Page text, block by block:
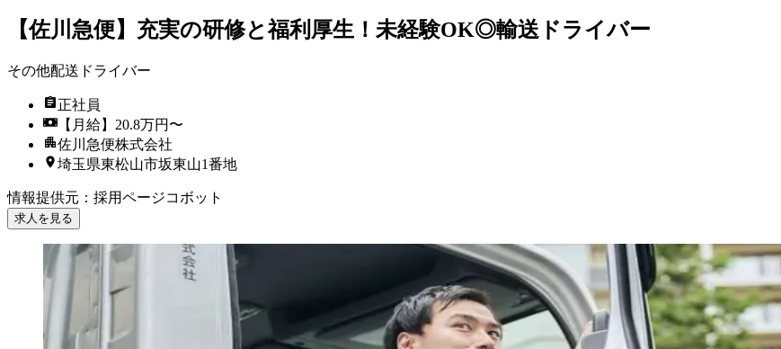
【佐川急便】充実の研修と福利厚生！未経験OK◎輸送ドライバー
その他配送ドライバー
正社員
【月給】20.8万円〜
佐川急便株式会社
埼玉県東松山市坂東山1番地
情報提供元 ： 採用ページコボット
求人を見る